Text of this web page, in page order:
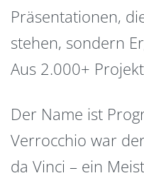
Präsentationen,
stehen, sondern
Aus 2.000+
Der Name ist
Verrocchio war
da Vinci – ein